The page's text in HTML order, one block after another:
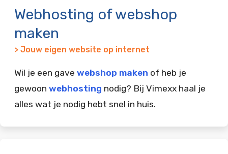
Webhosting of webshop
maken
> Jouw eigen website op internet
Wil je een gave webshop maken of heb je
gewoon webhosting nodig? Bij Vimexx haal je
alles wat je nodig hebt snel in huis.